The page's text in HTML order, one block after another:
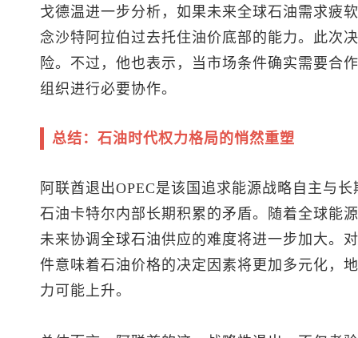
戈德温进一步分析，如果未来全球石油需求疲
念沙特阿拉伯过去托住油价底部的能力。此次
险。不过，他也表示，当市场条件确实需要合
组织进行必要协作。
总结：石油时代权力格局的悄然重塑
阿联酋退出OPEC是该国追求能源战略自主与
石油卡特尔内部长期积累的矛盾。随着全球能
未来协调全球石油供应的难度将进一步加大。
件意味着石油价格的决定因素将更加多元化，
力可能上升。